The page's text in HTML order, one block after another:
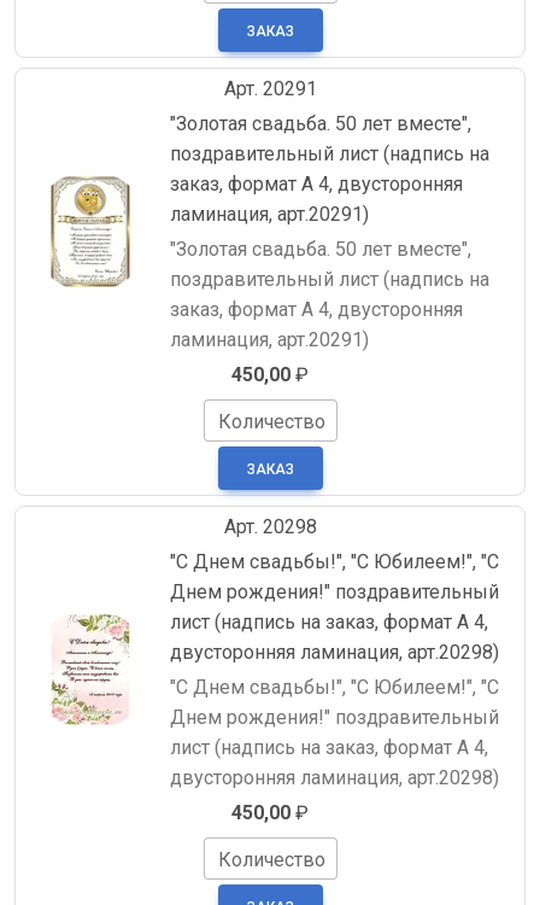
Арт. 20291
"Золотая свадьба. 50 лет вместе",
поздравительный лист (надпись на
заказ, формат А 4, двусторонняя
ламинация, арт.20291)
"Золотая свадьба. 50 лет вместе",
поздравительный лист (надпись на
заказ, формат А 4, двусторонняя
ламинация, арт.20291)
450,00 ₽
Количество
Арт. 20298
"С Днем свадьбы!", "С Юбилеем!", "С
Днем рождения!" поздравительный
лист (надпись на заказ, формат А 4,
двусторонняя ламинация, арт.20298)
"С Днем свадьбы!", "С Юбилеем!", "С
Днем рождения!" поздравительный
лист (надпись на заказ, формат А 4,
двусторонняя ламинация, арт.20298)
450,00 ₽
Количество